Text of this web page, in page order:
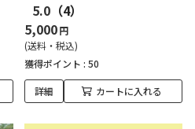
5.0 （4）
5,000円
(送料・税込)
獲得ポイント : 50
詳細 カートに入れる